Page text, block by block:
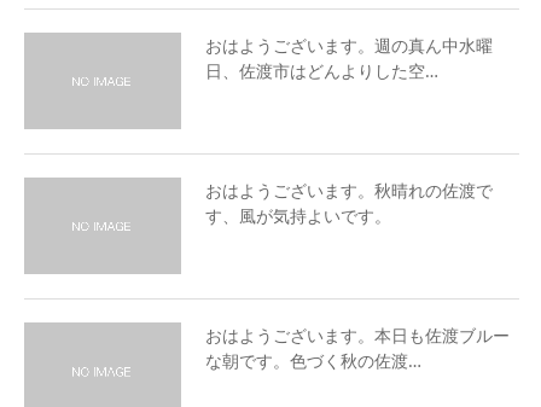
おはようございます。週の真ん中水曜
日、佐渡市はどんよりした空…
おはようございます。秋晴れの佐渡で
す、風が気持よいです。
おはようございます。本日も佐渡ブルー
な朝です。色づく秋の佐渡…